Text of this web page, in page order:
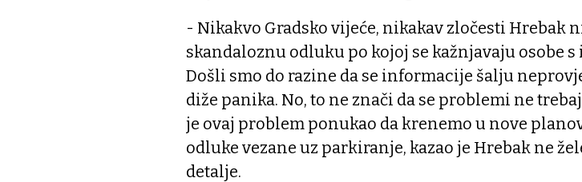
- Nikakvo Gradsko vijeće, nikakav zločesti Hrebak
skandaloznu odluku po kojoj se kažnjavaju osobe
Došli smo do razine da se informacije šalju
diže panika. No, to ne znači da se problemi ne
je ovaj problem ponukao da krenemo u nove
odluke vezane uz parkiranje, kazao je Hrebak ne
detalje.